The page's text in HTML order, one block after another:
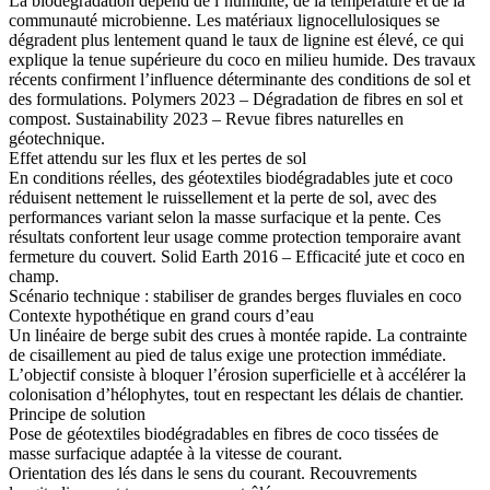
communauté microbienne. Les matériaux lignocellulosiques se
dégradent plus lentement quand le taux de lignine est élevé, ce qui
explique la tenue supérieure du coco en milieu humide. Des travaux
récents confirment l’influence déterminante des conditions de sol et
des formulations. Polymers 2023 – Dégradation de fibres en sol et
compost. Sustainability 2023 – Revue fibres naturelles en
géotechnique.
Effet attendu sur les flux et les pertes de sol
En conditions réelles, des géotextiles biodégradables jute et coco
réduisent nettement le ruissellement et la perte de sol, avec des
performances variant selon la masse surfacique et la pente. Ces
résultats confortent leur usage comme protection temporaire avant
fermeture du couvert. Solid Earth 2016 – Efficacité jute et coco en
champ.
Scénario technique : stabiliser de grandes berges fluviales en coco
Contexte hypothétique en grand cours d’eau
Un linéaire de berge subit des crues à montée rapide. La contrainte
de cisaillement au pied de talus exige une protection immédiate.
L’objectif consiste à bloquer l’érosion superficielle et à accélérer la
colonisation d’hélophytes, tout en respectant les délais de chantier.
Principe de solution
Pose de géotextiles biodégradables en fibres de coco tissées de
masse surfacique adaptée à la vitesse de courant.
Orientation des lés dans le sens du courant. Recouvrements